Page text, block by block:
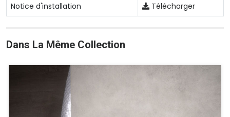
Notice d'installation
Télécharger
Dans La Même Collection